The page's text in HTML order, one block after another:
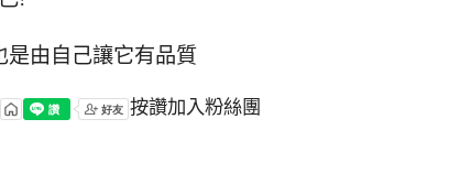
是由自己讓它有品質
按讚加入粉絲團